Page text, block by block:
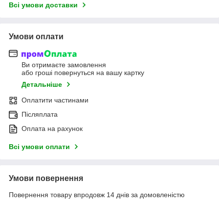
Всі умови доставки
Умови оплати
Ви отримаєте замовлення
або гроші повернуться на вашу картку
Детальніше
Оплатити частинами
Післяплата
Оплата на рахунок
Всі умови оплати
Умови повернення
Повернення товару впродовж 14 днів за домовленістю